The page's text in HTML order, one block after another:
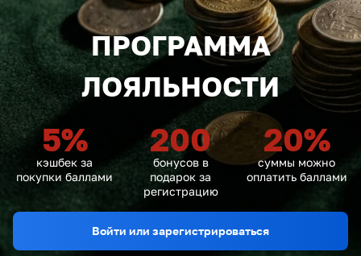
ПРОГРАММА
ЛОЯЛЬНОСТИ
5%
кэшбек за
покупки баллами
200
бонусов в
подарок за
регистрацию
20%
суммы можно
оплатить баллами
Войти или зарегистрироваться